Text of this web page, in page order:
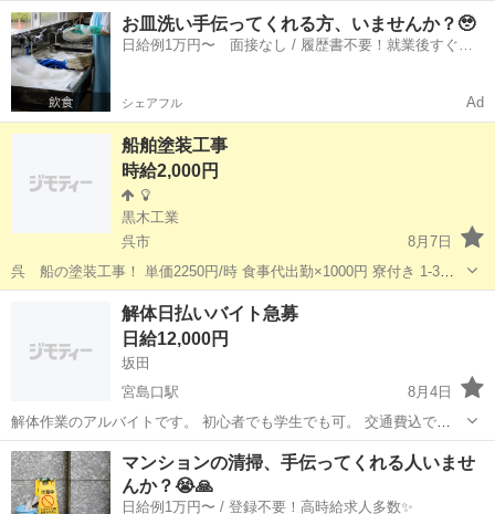
お皿洗い手伝ってくれる方、いませんか？🥹
日給例1万円〜 面接なし / 履歴書不要！就業後すぐに
シェアフル Ad
船舶塗装工事
時給2,000円
黒木工業
呉市
8月7日
呉 船の塗装工事！ 単価2250円/時 食事代出勤×1000円 寮付き 1-3名
お気軽に連絡下さいその他
解体日払いバイト急募
日給12,000円
坂田
宮島口駅
8月4日
解体作業のアルバイトです。 初心者でも学生でも可。 交通費込で
12000円〜です。 現場は宮島口です。 定型文には返信しません
広島 廿日市市 その他
マンションの清掃、手伝ってくれる人いませ
んか？😭🙏
日給例1万円〜 / 登録不要！高時給求人多数✨